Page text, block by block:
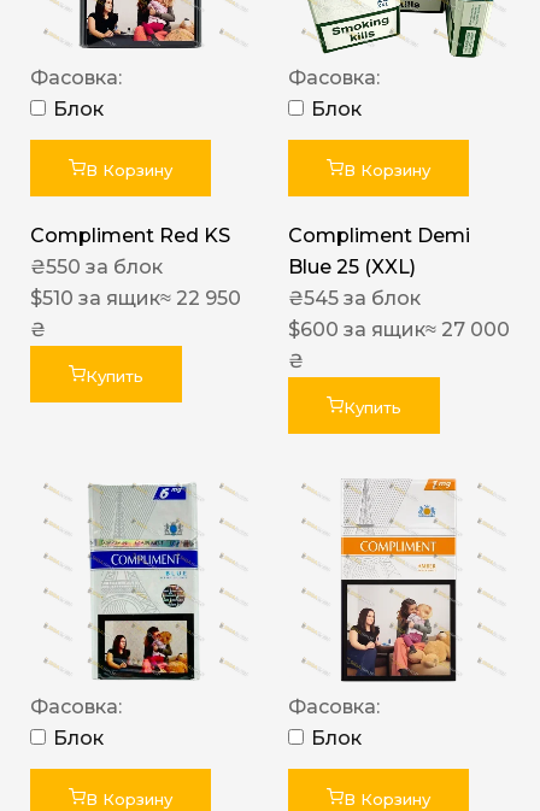
Фасовка:
Блок
В Корзину
Compliment Red KS
₴550 за блок
$510 за ящик≈ 22 950
₴
Купить
Фасовка:
Блок
В Корзину
Compliment Demi
Blue 25 (XXL)
₴545 за блок
$600 за ящик≈ 27 000
₴
Купить
Фасовка:
Блок
В Корзину
Фасовка:
Блок
В Корзину